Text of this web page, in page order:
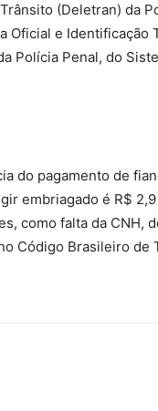
(Deletran) da
Oficial e Identificação
Polícia Penal, do
do pagamento de
embriagado é R$
como falta da CNH,
Código Brasileiro de